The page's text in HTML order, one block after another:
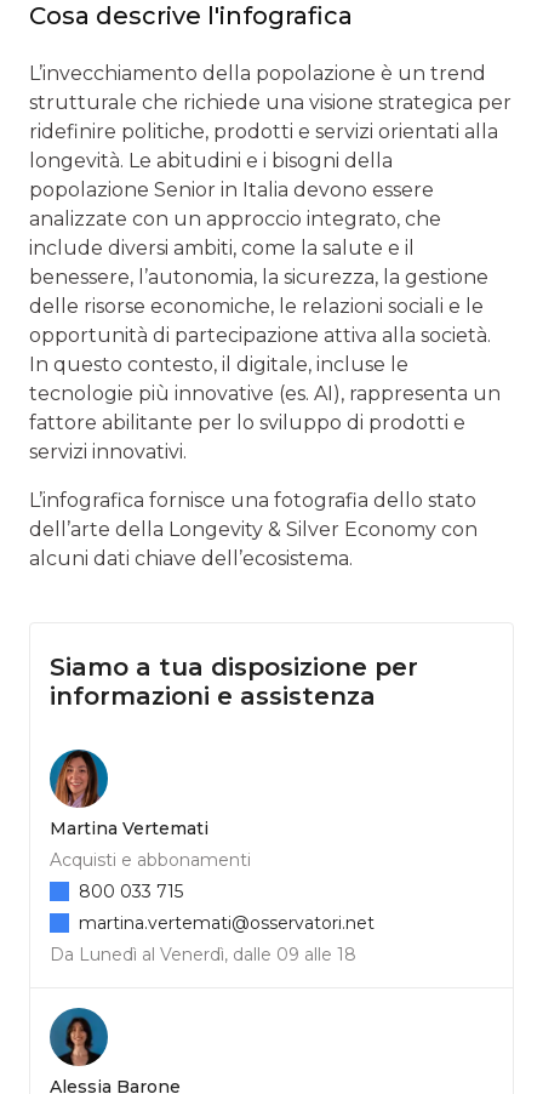
Cosa descrive l'infografica
L’invecchiamento della popolazione è un trend
strutturale che richiede una visione strategica per
ridefinire politiche, prodotti e servizi orientati alla
longevità. Le abitudini e i bisogni della
popolazione Senior in Italia devono essere
analizzate con un approccio integrato, che
include diversi ambiti, come la salute e il
benessere, l’autonomia, la sicurezza, la gestione
delle risorse economiche, le relazioni sociali e le
opportunità di partecipazione attiva alla società.
In questo contesto, il digitale, incluse le
tecnologie più innovative (es. AI), rappresenta un
fattore abilitante per lo sviluppo di prodotti e
servizi innovativi.
L’infografica fornisce una fotografia dello stato
dell’arte della Longevity & Silver Economy con
alcuni dati chiave dell’ecosistema.
Siamo a tua disposizione per
informazioni e assistenza
Martina Vertemati
Acquisti e abbonamenti
Da Lunedì al Venerdì, dalle 09 alle 18
800 033 715
martina.vertemati@osservatori.net
Alessia Barone